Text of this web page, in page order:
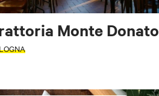
Monte Donato